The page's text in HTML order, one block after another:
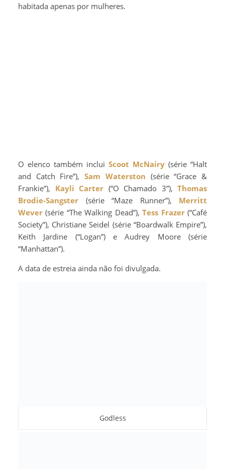
habitada apenas por mulheres.
O elenco também inclui Scoot McNairy (série “Halt
and Catch Fire”),Sam Waterston (série “Grace &
Frankie”), Kayli Carter (“O Chamado 3”), Thomas
Brodie-Sangster (série “Maze Runner”), Merritt
Wever (série “The Walking Dead”),Tess Frazer(“Café
Society”), Christiane Seidel (série “Boardwalk Empire”),
Keith Jardine (“Logan”) e Audrey Moore (série
“Manhattan”).
A data de estreia ainda não foi divulgada.
Godless